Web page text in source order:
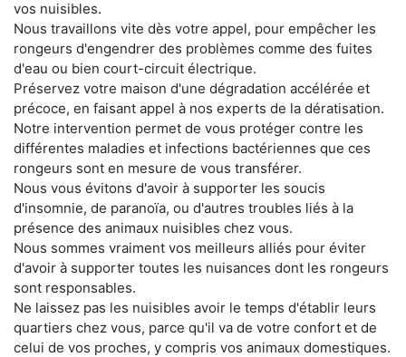
vos nuisibles.
Nous travaillons vite dès votre appel, pour empêcher les
rongeurs d'engendrer des problèmes comme des fuites
d'eau ou bien court-circuit électrique.
Préservez votre maison d'une dégradation accélérée et
précoce, en faisant appel à nos experts de la dératisation.
Notre intervention permet de vous protéger contre les
différentes maladies et infections bactériennes que ces
rongeurs sont en mesure de vous transférer.
Nous vous évitons d'avoir à supporter les soucis
d'insomnie, de paranoïa, ou d'autres troubles liés à la
présence des animaux nuisibles chez vous.
Nous sommes vraiment vos meilleurs alliés pour éviter
d'avoir à supporter toutes les nuisances dont les rongeurs
sont responsables.
Ne laissez pas les nuisibles avoir le temps d'établir leurs
quartiers chez vous, parce qu'il va de votre confort et de
celui de vos proches, y compris vos animaux domestiques.